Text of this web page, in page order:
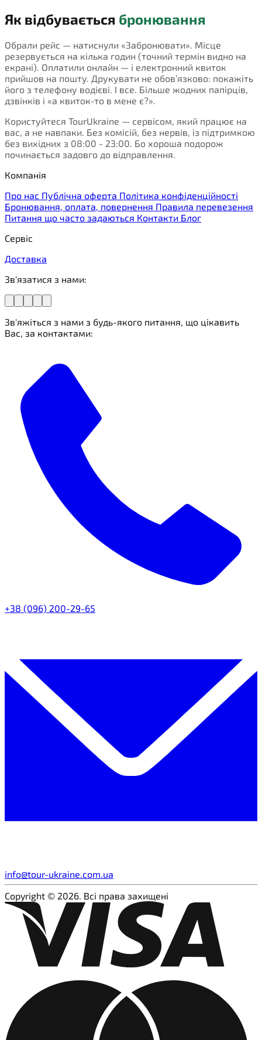
Як відбувається бронювання
Обрали рейс — натиснули «Забронювати». Місце
резервується на кілька годин (точний термін видно на
екрані). Оплатили онлайн — і електронний квиток
прийшов на пошту. Друкувати не обов’язково: покажіть
його з телефону водієві. І все. Більше жодних папірців,
дзвінків і «а квиток-то в мене є?».
Користуйтеся TourUkraine — сервісом, який працює на
вас, а не навпаки. Без комісій, без нервів, із підтримкою
без вихідних з 08:00 - 23:00. Бо хороша подорож
починається задовго до відправлення.
Компанія
Про нас Публічна оферта Політика конфіденційності
Бронювання, оплата, повернення Правила перевезення
Питання що часто задаються Контакти Блог
Сервіс
Доставка
Зв'язатися з нами:
Зв'яжіться з нами з будь-якого питання, що цікавить
Вас, за контактами:
+38 (096) 200-29-65
info@tour-ukraine.com.ua
Copyright © 2026. Всі права захищені